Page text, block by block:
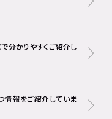
分かりやすくご紹介し
情報をご紹介していま